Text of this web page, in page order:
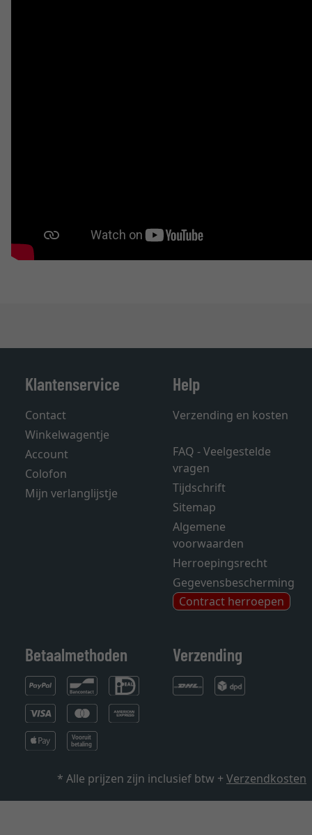
Klantenservice
Contact
Winkelwagentje
Account
Colofon
Mijn verlanglijstje
Help
Verzending en kosten
FAQ - Veelgestelde
vragen
Tijdschrift
Sitemap
Algemene
voorwaarden
Herroepingsrecht
Gegevensbescherming
Contract herroepen
Betaalmethoden Verzending
* Alle prijzen zijn inclusief btw +Verzendkosten